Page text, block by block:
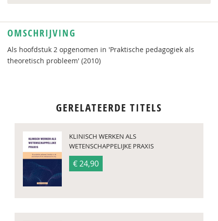
OMSCHRIJVING
Als hoofdstuk 2 opgenomen in 'Praktische pedagogiek als
theoretisch probleem' (2010)
GERELATEERDE TITELS
KLINISCH WERKEN ALS
WETENSCHAPPELIJKE PRAXIS
€ 24,90